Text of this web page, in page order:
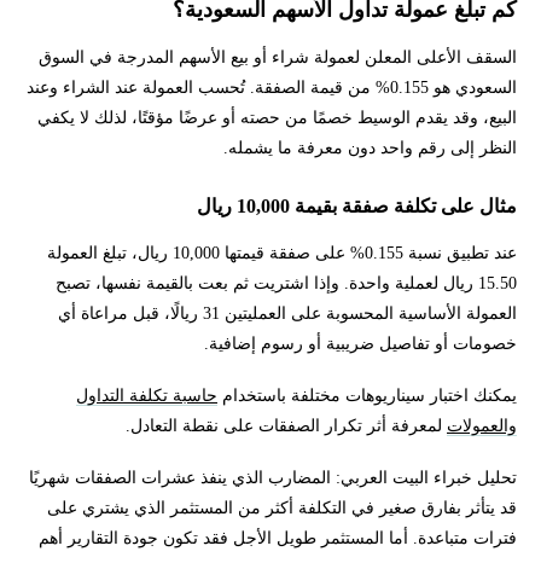
كم تبلغ عمولة تداول الأسهم السعودية؟
السقف الأعلى المعلن لعمولة شراء أو بيع الأسهم المدرجة في السوق
السعودي هو 0.155% من قيمة الصفقة. تُحسب العمولة عند الشراء وعند
البيع، وقد يقدم الوسيط خصمًا من حصته أو عرضًا مؤقتًا، لذلك لا يكفي
النظر إلى رقم واحد دون معرفة ما يشمله.
مثال على تكلفة صفقة بقيمة 10,000 ريال
عند تطبيق نسبة 0.155% على صفقة قيمتها 10,000 ريال، تبلغ العمولة
15.50 ريال لعملية واحدة. وإذا اشتريت ثم بعت بالقيمة نفسها، تصبح
العمولة الأساسية المحسوبة على العمليتين 31 ريالًا، قبل مراعاة أي
خصومات أو تفاصيل ضريبية أو رسوم إضافية.
يمكنك اختبار سيناريوهات مختلفة باستخدام حاسبة تكلفة التداول
والعمولات لمعرفة أثر تكرار الصفقات على نقطة التعادل.
تحليل خبراء البيت العربي: المضارب الذي ينفذ عشرات الصفقات شهريًا
قد يتأثر بفارق صغير في التكلفة أكثر من المستثمر الذي يشتري على
فترات متباعدة. أما المستثمر طويل الأجل فقد تكون جودة التقارير أهم